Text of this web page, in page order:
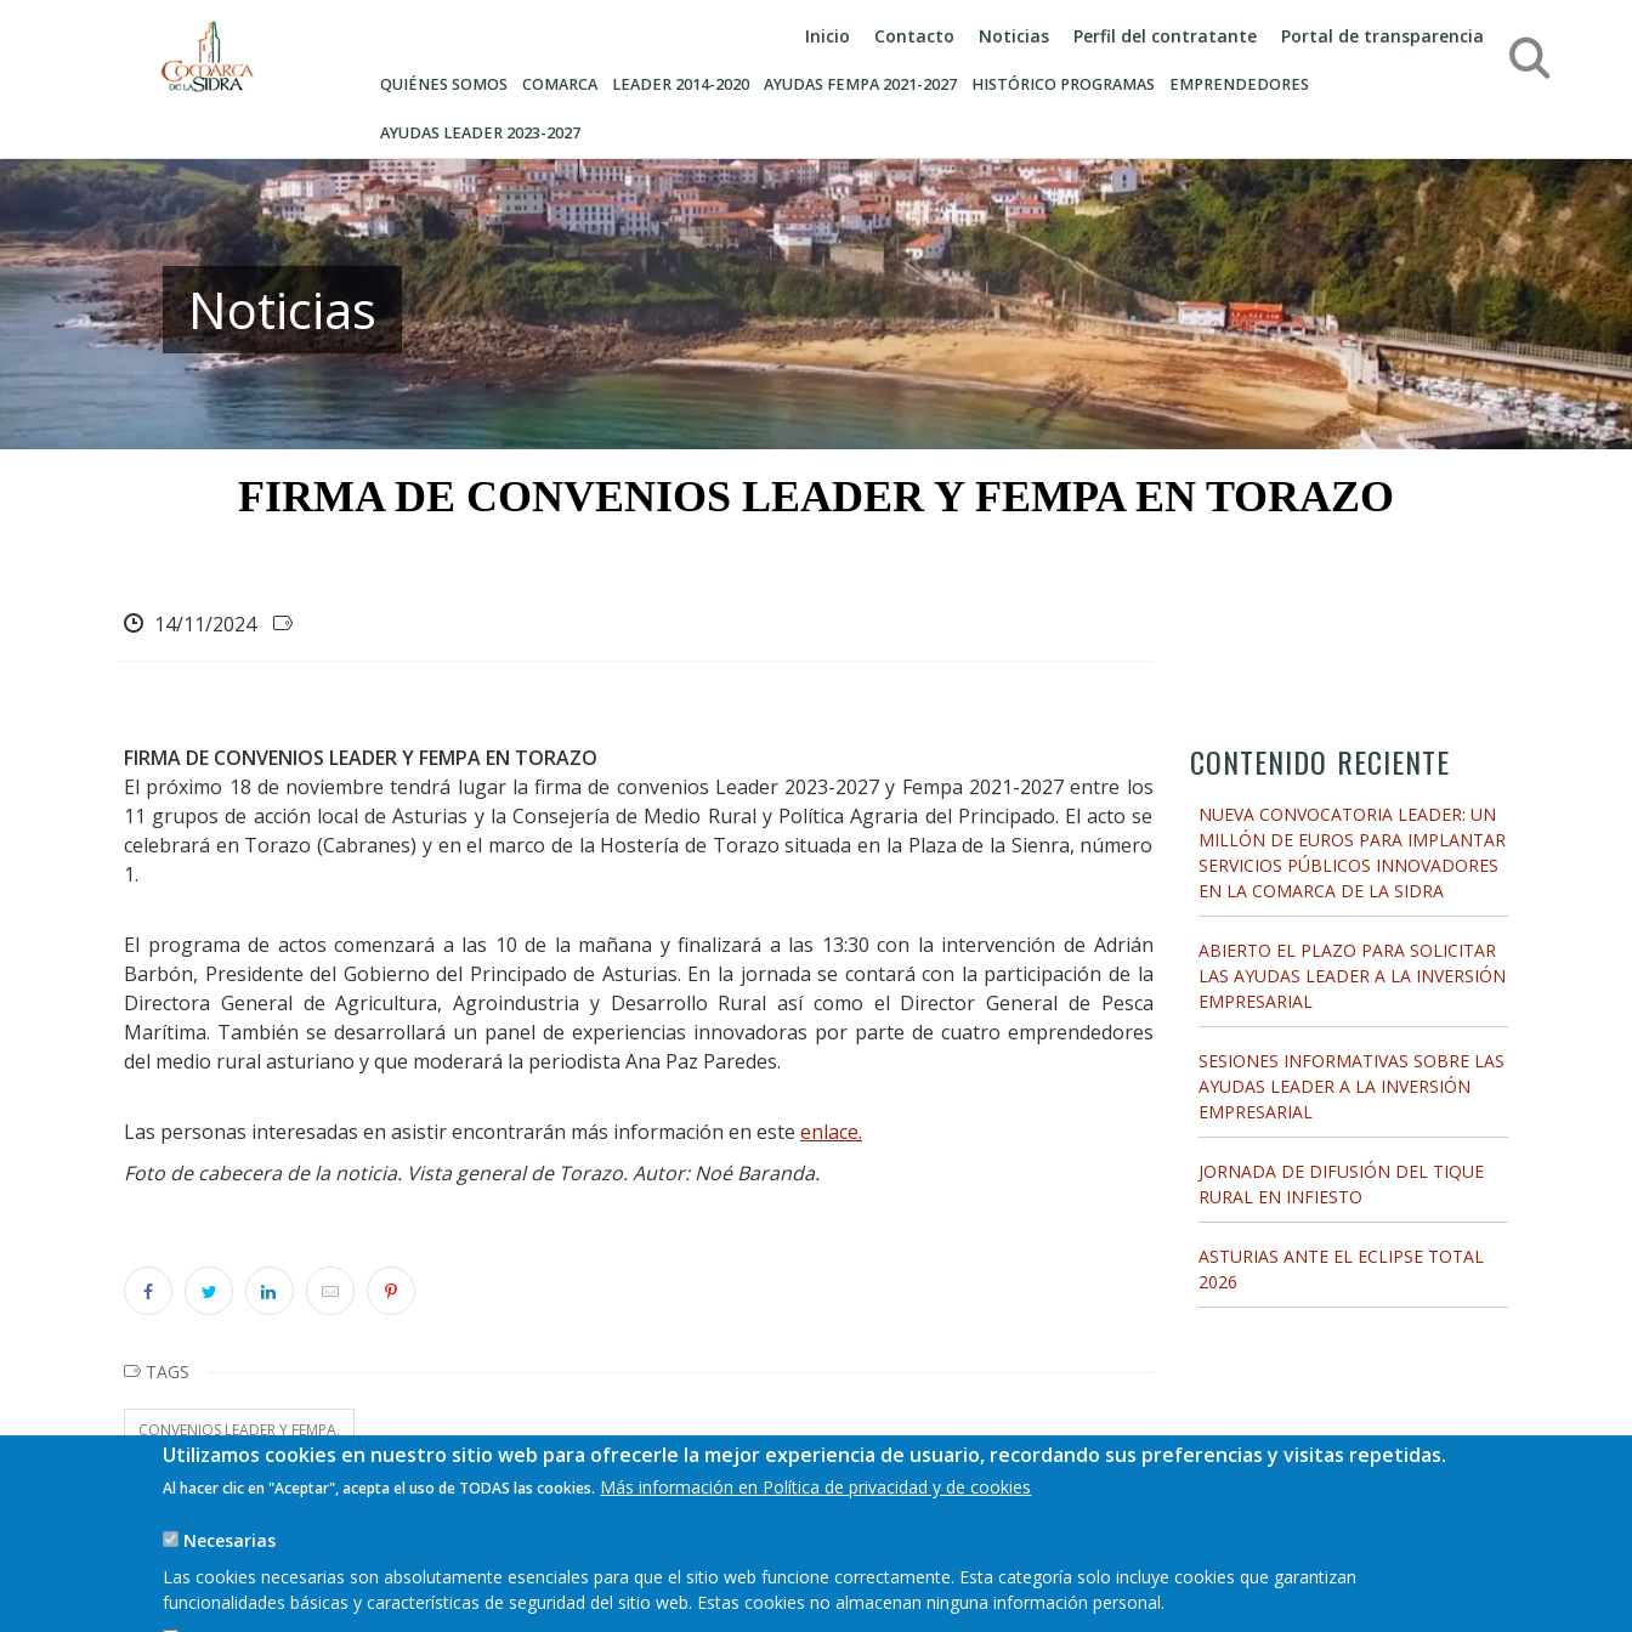
Inicio Contacto Noticias Perfil del contratante Portal de transparencia
QUIÉNES SOMOS COMARCA LEADER 2014-2020 AYUDAS FEMPA 2021-2027 HISTÓRICO PROGRAMAS EMPRENDEDORES
AYUDAS LEADER 2023-2027
Búsqueda
Noticias
FIRMA DE CONVENIOS LEADER Y FEMPA EN TORAZO
14/11/2024
FIRMA DE CONVENIOS LEADER Y FEMPA EN TORAZO
El próximo 18 de noviembre tendrá lugar la firma de convenios Leader 2023-2027 y Fempa 2021-2027 entre los
11 grupos de acción local de Asturias y la Consejería de Medio Rural y Política Agraria del Principado. El acto se
celebrará en Torazo (Cabranes) y en el marco de la Hostería de Torazo situada en la Plaza de la Sienra, número
1.
El programa de actos comenzará a las 10 de la mañana y finalizará a las 13:30 con la intervención de Adrián
Barbón, Presidente del Gobierno del Principado de Asturias. En la jornada se contará con la participación de la
Directora General de Agricultura, Agroindustria y Desarrollo Rural así como el Director General de Pesca
Marítima. También se desarrollará un panel de experiencias innovadoras por parte de cuatro emprendedores
del medio rural asturiano y que moderará la periodista Ana Paz Paredes.
Las personas interesadas en asistir encontrarán más información en este enlace.
Foto de cabecera de la noticia. Vista general de Torazo. Autor: Noé Baranda.
TAGS
CONVENIOS LEADER Y FEMPA.
CONTENIDO RECIENTE
NUEVA CONVOCATORIA LEADER: UN
MILLÓN DE EUROS PARA IMPLANTAR
SERVICIOS PÚBLICOS INNOVADORES
EN LA COMARCA DE LA SIDRA
ABIERTO EL PLAZO PARA SOLICITAR
LAS AYUDAS LEADER A LA INVERSIÓN
EMPRESARIAL
SESIONES INFORMATIVAS SOBRE LAS
AYUDAS LEADER A LA INVERSIÓN
EMPRESARIAL
JORNADA DE DIFUSIÓN DEL TIQUE
RURAL EN INFIESTO
ASTURIAS ANTE EL ECLIPSE TOTAL
2026
Utilizamos cookies en nuestro sitio web para ofrecerle la mejor experiencia de usuario, recordando sus preferencias y visitas repetidas.
Al hacer clic en "Aceptar", acepta el uso de TODAS las cookies. Más información en Política de privacidad y de cookies
Necesarias
Las cookies necesarias son absolutamente esenciales para que el sitio web funcione correctamente. Esta categoría solo incluye cookies que garantizan
funcionalidades básicas y características de seguridad del sitio web. Estas cookies no almacenan ninguna información personal.